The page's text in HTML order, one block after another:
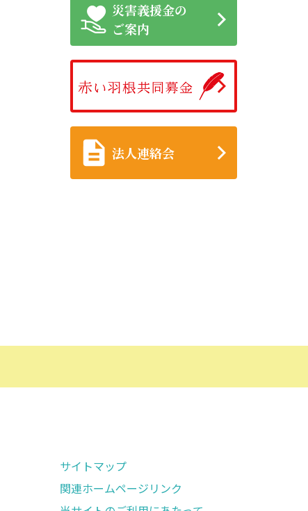
災害義援金の
ご案内
法人連絡会
サイトマップ
関連ホームページリンク